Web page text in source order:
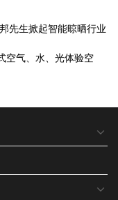
先生掀起智能晾晒行业
空气、水、光体验空